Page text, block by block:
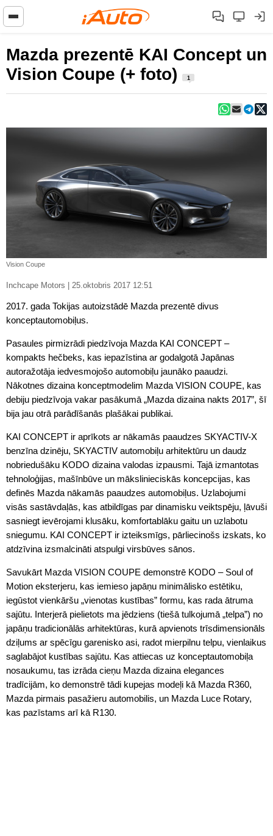
Mazda prezentē KAI Concept un
Vision Coupe (+ foto)
1
Vision Coupe
Inchcape Motors | 25.oktobris 2017 12:51
2017. gada Tokijas autoizstādē Mazda prezentē divus
konceptautomobiļus.
Pasaules pirmizrādi piedzīvoja Mazda KAI CONCEPT –
kompakts hečbeks, kas iepazīstina ar godalgotā Japānas
autoražotāja iedvesmojošo automobiļu jaunāko paaudzi.
Nākotnes dizaina konceptmodelim Mazda VISION COUPE, kas
debiju piedzīvoja vakar pasākumā „Mazda dizaina nakts 2017”, šī
bija jau otrā parādīšanās plašākai publikai.
KAI CONCEPT ir aprīkots ar nākamās paaudzes SKYACTIV-X
benzīna dzinēju, SKYACTIV automobiļu arhitektūru un daudz
nobriedušāku KODO dizaina valodas izpausmi. Tajā izmantotas
tehnoloģijas, mašīnbūve un mākslinieciskās koncepcijas, kas
definēs Mazda nākamās paaudzes automobiļus. Uzlabojumi
visās sastāvdaļās, kas atbildīgas par dinamisku veiktspēju, ļāvuši
sasniegt ievērojami klusāku, komfortablāku gaitu un uzlabotu
sniegumu. KAI CONCEPT ir izteiksmīgs, pārliecinošs izskats, ko
atdzīvina izsmalcināti atspulgi virsbūves sānos.
Savukārt Mazda VISION COUPE demonstrē KODO – Soul of
Motion eksterjeru, kas iemieso japāņu minimālisko estētiku,
iegūstot vienkāršu „vienotas kustības” formu, kas rada ātruma
sajūtu. Interjerā pielietots ma jēdziens (tiešā tulkojumā „telpa”) no
japāņu tradicionālās arhitektūras, kurā apvienots trīsdimensionāls
dziļums ar spēcīgu garenisko asi, radot mierpilnu telpu, vienlaikus
saglabājot kustības sajūtu. Kas attiecas uz konceptautomobiļa
nosaukumu, tas izrāda cieņu Mazda dizaina elegances
tradīcijām, ko demonstrē tādi kupejas modeļi kā Mazda R360,
Mazda pirmais pasažieru automobilis, un Mazda Luce Rotary,
kas pazīstams arī kā R130.